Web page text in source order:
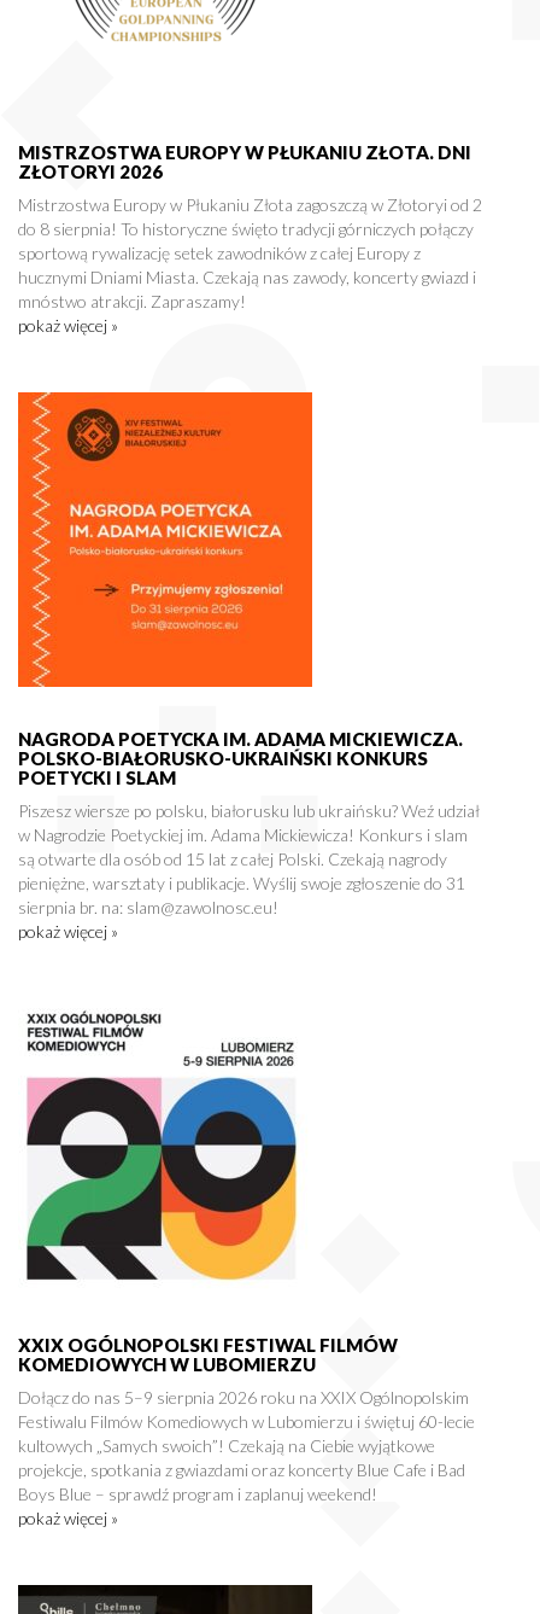
MISTRZOSTWA EUROPY W PŁUKANIU ZŁOTA. DNI
ZŁOTORYI 2026
Mistrzostwa Europy w Płukaniu Złota zagoszczą w Złotoryi od 2
do 8 sierpnia! To historyczne święto tradycji górniczych połączy
sportową rywalizację setek zawodników z całej Europy z
hucznymi Dniami Miasta. Czekają nas zawody, koncerty gwiazd i
mnóstwo atrakcji. Zapraszamy!
pokaż więcej »
NAGRODA POETYCKA IM. ADAMA MICKIEWICZA.
POLSKO-BIAŁORUSKO-UKRAIŃSKI KONKURS
POETYCKI I SLAM
Piszesz wiersze po polsku, białorusku lub ukraińsku? Weź udział
w Nagrodzie Poetyckiej im. Adama Mickiewicza! Konkurs i slam
są otwarte dla osób od 15 lat z całej Polski. Czekają nagrody
pieniężne, warsztaty i publikacje. Wyślij swoje zgłoszenie do 31
sierpnia br. na: slam@zawolnosc.eu!
pokaż więcej »
XXIX OGÓLNOPOLSKI FESTIWAL FILMÓW
KOMEDIOWYCH W LUBOMIERZU
Dołącz do nas 5–9 sierpnia 2026 roku na XXIX Ogólnopolskim
Festiwalu Filmów Komediowych w Lubomierzu i świętuj 60-lecie
kultowych „Samych swoich”! Czekają na Ciebie wyjątkowe
projekcje, spotkania z gwiazdami oraz koncerty Blue Cafe i Bad
Boys Blue – sprawdź program i zaplanuj weekend!
pokaż więcej »